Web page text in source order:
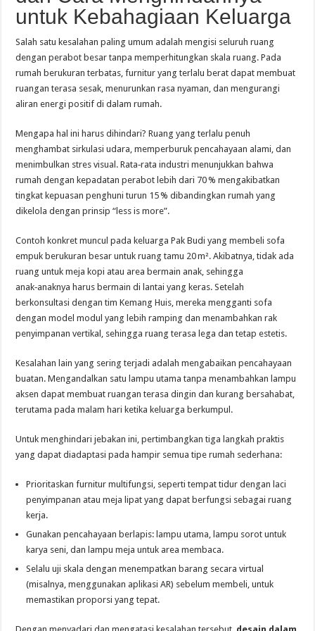
untuk Kebahagiaan Keluarga
Salah satu kesalahan paling umum adalah mengisi seluruh ruang
dengan perabot besar tanpa memperhitungkan skala ruang. Pada
rumah berukuran terbatas, furnitur yang terlalu berat dapat membuat
ruangan terasa sesak, menurunkan rasa nyaman, dan mengurangi
aliran energi positif di dalam rumah.
Mengapa hal ini harus dihindari? Ruang yang terlalu penuh
menghambat sirkulasi udara, memperburuk pencahayaan alami, dan
menimbulkan stres visual. Rata‑rata industri menunjukkan bahwa
rumah dengan kepadatan perabot lebih dari 70 % mengakibatkan
tingkat kepuasan penghuni turun 15 % dibandingkan rumah yang
dikelola dengan prinsip “less is more”.
Contoh konkret muncul pada keluarga Pak Budi yang membeli sofa
empuk berukuran besar untuk ruang tamu 20 m². Akibatnya, tidak ada
ruang untuk meja kopi atau area bermain anak, sehingga
anak‑anaknya harus bermain di lantai yang keras. Setelah
berkonsultasi dengan tim Kemang Huis, mereka mengganti sofa
dengan model modul yang lebih ramping dan menambahkan rak
penyimpanan vertikal, sehingga ruang terasa lega dan tetap estetis.
Kesalahan lain yang sering terjadi adalah mengabaikan pencahayaan
buatan. Mengandalkan satu lampu utama tanpa menambahkan lampu
aksen dapat membuat ruangan terasa dingin dan kurang bersahabat,
terutama pada malam hari ketika keluarga berkumpul.
Untuk menghindari jebakan ini, pertimbangkan tiga langkah praktis
yang dapat diadaptasi pada hampir semua tipe rumah sederhana:
Prioritaskan furnitur multifungsi, seperti tempat tidur dengan laci
penyimpanan atau meja lipat yang dapat berfungsi sebagai ruang
kerja.
Gunakan pencahayaan berlapis: lampu utama, lampu sorot untuk
karya seni, dan lampu meja untuk area membaca.
Selalu uji skala dengan menempatkan barang secara virtual
(misalnya, menggunakan aplikasi AR) sebelum membeli, untuk
memastikan proporsi yang tepat.